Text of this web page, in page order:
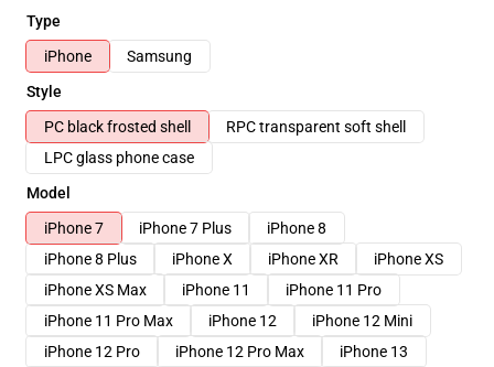
Type
iPhone
Samsung
Style
PC black frosted shell
RPC transparent soft shell
LPC glass phone case
Model
iPhone 7
iPhone 7 Plus
iPhone 8
iPhone 8 Plus
iPhone X iPhone XR
iPhone XS
iPhone XS Max
iPhone 11
iPhone 11 Pro
iPhone 11 Pro Max
iPhone 12
iPhone 12 Mini
iPhone 12 Pro
iPhone 12 Pro Max
iPhone 13